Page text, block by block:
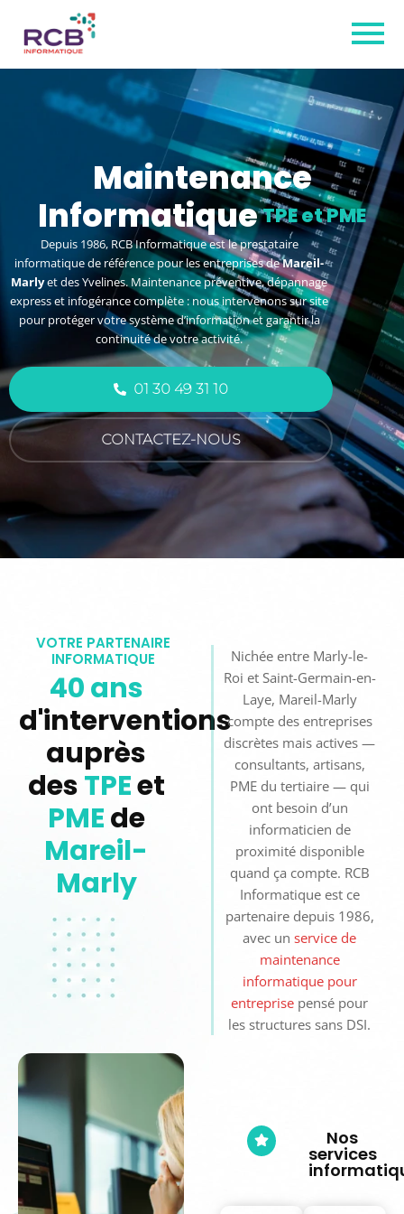
Maintenance
Informatique
à Mareil-Marly
Depuis 1986, RCB Informatique est le prestataire
informatique de référence pour les entreprises deMareil-
Marlyet des Yvelines. Maintenance préventive, dépannage
express et infogérance complète : nous intervenons sur site
pour protéger votre système d’information et garantir la
continuité de votre activité.
01 30 49 31 10
CONTACTEZ-NOUS
VOTRE PARTENAIRE
INFORMATIQUE
40 ans
d'interventions
auprès
desTPEet
PMEde
Mareil-
Marly
Nichée entre Marly-le-
Roi et Saint-Germain-en-
Laye, Mareil-Marly
compte des entreprises
discrètes mais actives —
consultants, artisans,
PME du tertiaire — qui
ont besoin d’un
informaticien de
proximité disponible
quand ça compte. RCB
Informatique est ce
partenaire depuis 1986,
avec unservice de
maintenance
informatique pour
entreprisepensé pour
Nos
services